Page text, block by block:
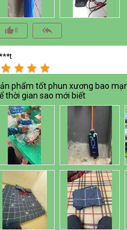
thumb_up_alt0 reply_all
star star star star
phẩm tốt phun xương bao
thời gian sao mới biết